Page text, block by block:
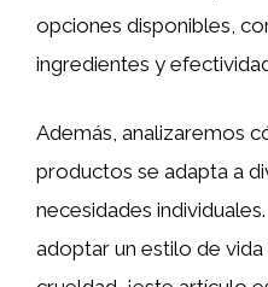
opciones disponibles,
ingredientes y
Además, analizaremos
productos se adapta a
necesidades
adoptar un estilo de